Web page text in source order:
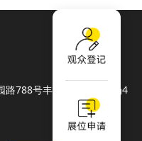
路788号丰隆城市生活广场4